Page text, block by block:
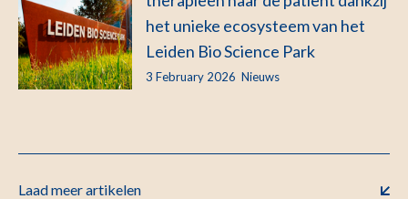
het unieke ecosysteem van het
Leiden Bio Science Park
3 February 2026 Nieuws
Laad meer artikelen